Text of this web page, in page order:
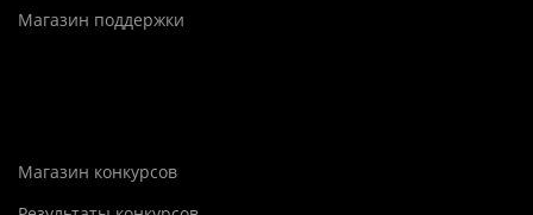
Магазин поддержки
Магазин конкурсов